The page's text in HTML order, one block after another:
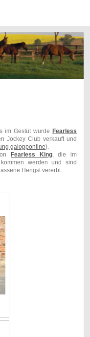
im Gestüt wurdeFearless
Jockey Club verkauft und
galopponline).
Fearless King, die im
werden und sind
Hengst vererbt.